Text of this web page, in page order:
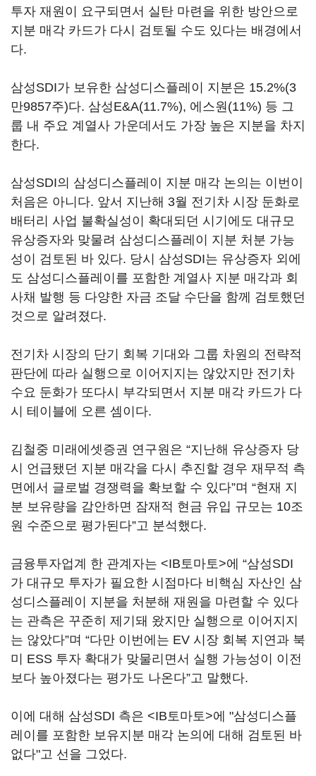
투자 재원이 요구되면서 실탄 마련을 위한 방안으로
지분 매각 카드가 다시 검토될 수도 있다는 배경에서
다.
삼성SDI가 보유한 삼성디스플레이 지분은 15.2%(3
만9857주)다. 삼성E&A(11.7%), 에스원(11%) 등 그
룹 내 주요 계열사 가운데서도 가장 높은 지분을 차지
한다.
삼성SDI의 삼성디스플레이 지분 매각 논의는 이번이
처음은 아니다. 앞서 지난해 3월 전기차 시장 둔화로
배터리 사업 불확실성이 확대되던 시기에도 대규모
유상증자와 맞물려 삼성디스플레이 지분 처분 가능
성이 검토된 바 있다. 당시 삼성SDI는 유상증자 외에
도 삼성디스플레이를 포함한 계열사 지분 매각과 회
사채 발행 등 다양한 자금 조달 수단을 함께 검토했던
것으로 알려졌다.
전기차 시장의 단기 회복 기대와 그룹 차원의 전략적
판단에 따라 실행으로 이어지지는 않았지만 전기차
수요 둔화가 또다시 부각되면서 지분 매각 카드가 다
시 테이블에 오른 셈이다.
김철중 미래에셋증권 연구원은 “지난해 유상증자 당
시 언급됐던 지분 매각을 다시 추진할 경우 재무적 측
면에서 글로벌 경쟁력을 확보할 수 있다”며 “현재 지
분 보유량을 감안하면 잠재적 현금 유입 규모는 10조
원 수준으로 평가된다”고 분석했다.
금융투자업계 한 관계자는 <IB토마토>에 “삼성SDI
가 대규모 투자가 필요한 시점마다 비핵심 자산인 삼
성디스플레이 지분을 처분해 재원을 마련할 수 있다
는 관측은 꾸준히 제기돼 왔지만 실행으로 이어지지
는 않았다”며 “다만 이번에는 EV 시장 회복 지연과 북
미 ESS 투자 확대가 맞물리면서 실행 가능성이 이전
보다 높아졌다는 평가도 나온다”고 말했다.
이에 대해 삼성SDI 측은 <IB토마토>에 "삼성디스플
레이를 포함한 보유지분 매각 논의에 대해 검토된 바
없다"고 선을 그었다.